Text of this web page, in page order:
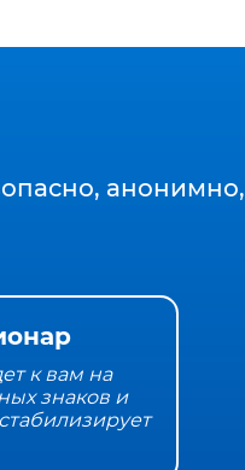
анонимно,
к вам на
знаков и